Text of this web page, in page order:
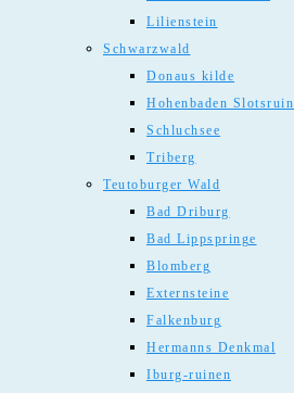
Lilienstein
Schwarzwald
Donaus kilde
Hohenbaden Slotsruin
Schluchsee
Triberg
Teutoburger Wald
Bad Driburg
Bad Lippspringe
Blomberg
Externsteine
Falkenburg
Hermanns Denkmal
Iburg-ruinen